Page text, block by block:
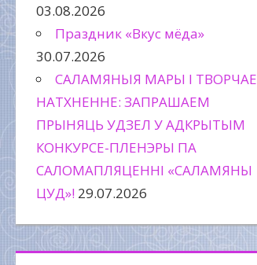
03.08.2026
Праздник «Вкус мёда»
30.07.2026
САЛАМЯНЫЯ МАРЫ І ТВОРЧАЕ
НАТХНЕННЕ: ЗАПРАШАЕМ
ПРЫНЯЦЬ УДЗЕЛ У АДКРЫТЫМ
КОНКУРСЕ-ПЛЕНЭРЫ ПА
САЛОМАПЛЯЦЕННІ «САЛАМЯНЫ
ЦУД»! 29.07.2026